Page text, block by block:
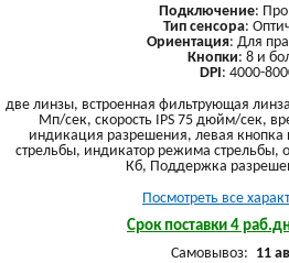
Подключение:
Тип сенсора:
Ориентация: Для
Кнопки: 8 и
DPI: 4000-
две линзы, встроенная фильтрующая
Мп/сек, скорость IPS 75 дюйм/сек,
индикация разрешения, левая
стрельбы, индикатор режима стрельбы,
Кб, Поддержка
Посмотреть все
Срок поставки 4
Самовывоз: 11